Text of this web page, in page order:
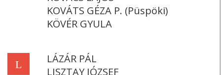
KOVÁTS GÉZA P. (Püspöki)
KÖVÉR GYULA
L
LÁZÁR PÁL
LISZTAY JÓZSEF